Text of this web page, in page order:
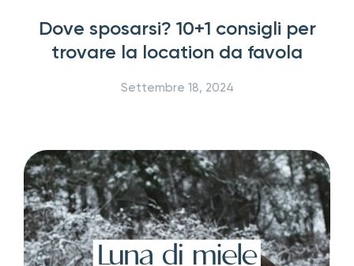
Dove sposarsi? 10+1 consigli per
trovare la location da favola
Settembre 18, 2024